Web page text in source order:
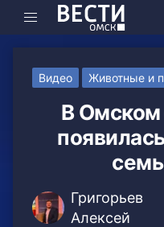
Видео Животные и
В Омском
Григорьев
Алексей